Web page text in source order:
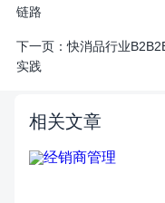
链路
下一页：快消品行业
实践
相关文章